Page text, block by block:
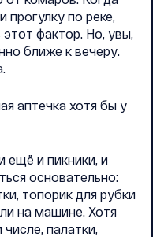
по реке,
фактор. Но, увы,
ближе к вечеру.
аптечка хотя бы у
ещё и пикники, и
основательно:
топорик для рубки
на машине. Хотя
палатки,